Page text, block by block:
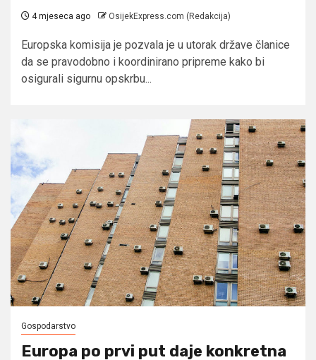
4 mjeseca ago OsijekExpress.com (Redakcija)
Europska komisija je pozvala je u utorak države članice
da se pravodobno i koordinirano pripreme kako bi
osigurali sigurnu opskrbu...
Gospodarstvo
Europa po prvi put daje konkretna